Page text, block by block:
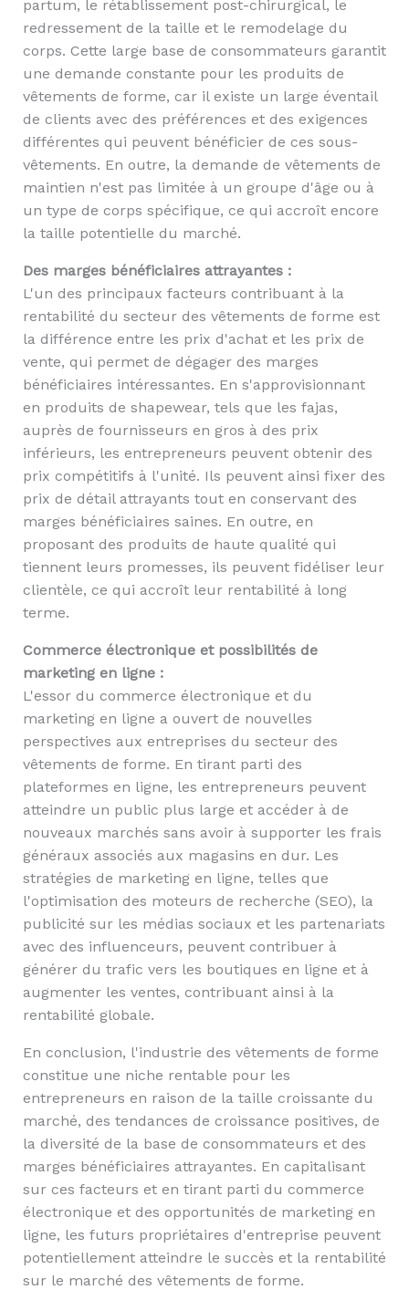
partum, le rétablissement post-chirurgical, le
redressement de la taille et le remodelage du
corps. Cette large base de consommateurs garantit
une demande constante pour les produits de
vêtements de forme, car il existe un large éventail
de clients avec des préférences et des exigences
différentes qui peuvent bénéficier de ces sous-
vêtements. En outre, la demande de vêtements de
maintien n'est pas limitée à un groupe d'âge ou à
un type de corps spécifique, ce qui accroît encore
la taille potentielle du marché.
Des marges bénéficiaires attrayantes :
L'un des principaux facteurs contribuant à la
rentabilité du secteur des vêtements de forme est
la différence entre les prix d'achat et les prix de
vente, qui permet de dégager des marges
bénéficiaires intéressantes. En s'approvisionnant
en produits de shapewear, tels que les fajas,
auprès de fournisseurs en gros à des prix
inférieurs, les entrepreneurs peuvent obtenir des
prix compétitifs à l'unité. Ils peuvent ainsi fixer des
prix de détail attrayants tout en conservant des
marges bénéficiaires saines. En outre, en
proposant des produits de haute qualité qui
tiennent leurs promesses, ils peuvent fidéliser leur
clientèle, ce qui accroît leur rentabilité à long
terme.
Commerce électronique et possibilités de
marketing en ligne :
L'essor du commerce électronique et du
marketing en ligne a ouvert de nouvelles
perspectives aux entreprises du secteur des
vêtements de forme. En tirant parti des
plateformes en ligne, les entrepreneurs peuvent
atteindre un public plus large et accéder à de
nouveaux marchés sans avoir à supporter les frais
généraux associés aux magasins en dur. Les
stratégies de marketing en ligne, telles que
l'optimisation des moteurs de recherche (SEO), la
publicité sur les médias sociaux et les partenariats
avec des influenceurs, peuvent contribuer à
générer du trafic vers les boutiques en ligne et à
augmenter les ventes, contribuant ainsi à la
rentabilité globale.
En conclusion, l'industrie des vêtements de forme
constitue une niche rentable pour les
entrepreneurs en raison de la taille croissante du
marché, des tendances de croissance positives, de
la diversité de la base de consommateurs et des
marges bénéficiaires attrayantes. En capitalisant
sur ces facteurs et en tirant parti du commerce
électronique et des opportunités de marketing en
ligne, les futurs propriétaires d'entreprise peuvent
potentiellement atteindre le succès et la rentabilité
sur le marché des vêtements de forme.